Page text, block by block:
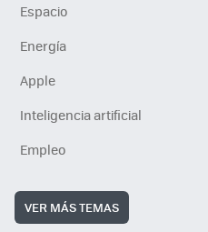
Espacio
Energía
Apple
Inteligencia artificial
Empleo
VER MÁS TEMAS